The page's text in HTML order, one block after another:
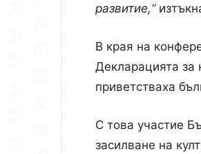
развитие,“
В края на
Декларацията за
приветстваха
С това участие
засилване на